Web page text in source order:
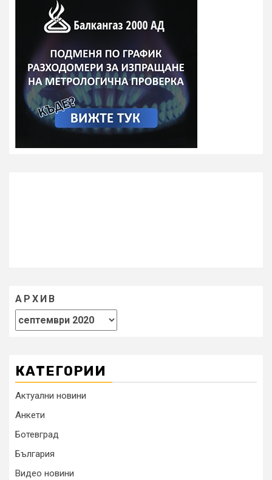
АРХИВ
КАТЕГОРИИ
Актуални новини
Анкети
Ботевград
България
Видео новини